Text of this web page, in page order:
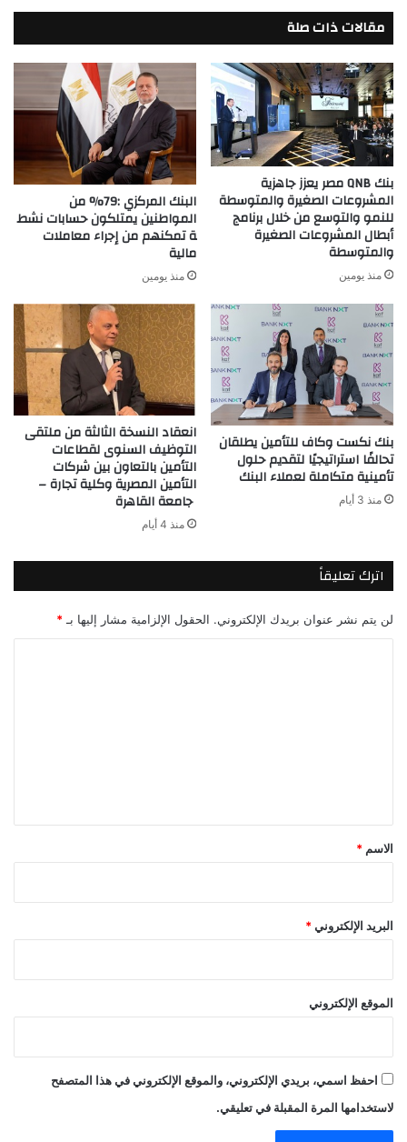
تنافسية
تصل
إلى
23%
سنويًا
تُصرف
يوميًا.
مقالات ذات صلة
بنك QNB مصر يعزز جاهزية
المشروعات الصغيرة والمتوسطة
للنمو والتوسع من خلال برنامج
أبطال المشروعات الصغيرة
والمتوسطة
منذ يومين
البنك المركزي :79% من
المواطنين يمتلكون حسابات نشط
ة تمكنهم من إجراء معاملات
مالية
منذ يومين
بنك نكست وكاف للتأمين يطلقان
تحالفًا استراتيجيًا لتقديم حلول
تأمينية متكاملة لعملاء البنك
منذ 3 أيام
انعقاد النسخة الثالثة من ملتقى
التوظيف السنوى لقطاعات
التأمين بالتعاون بين شركات
التأمين المصرية وكلية تجارة –
جامعة القاهرة
منذ 4 أيام
اترك تعليقاً
لن يتم نشر عنوان بريدك الإلكتروني. الحقول الإلزامية مشار إليها بـ *
*
الاسم *
البريد الإلكتروني *
الموقع الإلكتروني
احفظ اسمي، بريدي الإلكتروني، والموقع الإلكتروني في هذا المتصفح
لاستخدامها المرة المقبلة في تعليقي.